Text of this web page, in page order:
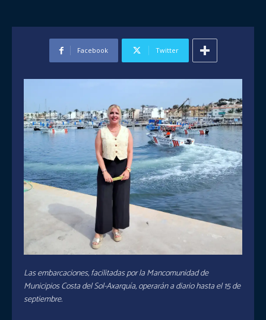
Facebook Twitter
Las embarcaciones, facilitadas por la Mancomunidad de
Municipios Costa del Sol-Axarquía, operarán a diario hasta el 15 de
septiembre.